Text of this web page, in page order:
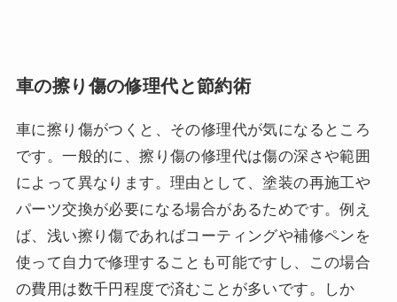
車の擦り傷の修理代と節約術
車に擦り傷がつくと、その修理代が気になるところ
です。一般的に、擦り傷の修理代は傷の深さや範囲
によって異なります。理由として、塗装の再施工や
パーツ交換が必要になる場合があるためです。例え
ば、浅い擦り傷であればコーティングや補修ペンを
使って自力で修理することも可能ですし、この場合
の費用は数千円程度で済むことが多いです。しか